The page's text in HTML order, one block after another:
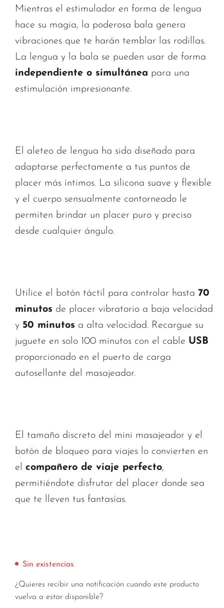
Mientras el estimulador en forma de lengua
hace su magia, la poderosa bala genera
vibraciones que te harán temblar las rodillas.
La lengua y la bala se pueden usar de forma
independiente o simultánea para una
estimulación impresionante.
El aleteo de lengua ha sido diseñado para
adaptarse perfectamente a tus puntos de
placer más íntimos. La silicona suave y flexible
y el cuerpo sensualmente contorneado le
permiten brindar un placer puro y preciso
desde cualquier ángulo.
Utilice el botón táctil para controlar hasta 70
minutos de placer vibratorio a baja velocidad
y 50 minutos a alta velocidad. Recargue su
juguete en solo 100 minutos con el cable USB
proporcionado en el puerto de carga
autosellante del masajeador.
El tamaño discreto del mini masajeador y el
botón de bloqueo para viajes lo convierten en
el compañero de viaje perfecto,
permitiéndote disfrutar del placer donde sea
que te lleven tus fantasías.
Sin existencias
¿Quieres recibir una notificación cuando este producto
vuelva a estar disponible?